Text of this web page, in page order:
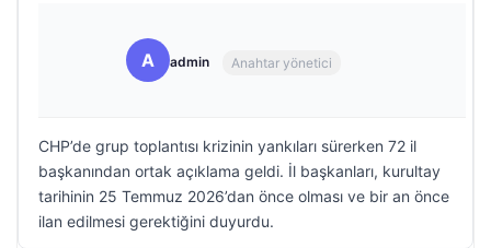
A admin Anahtar yönetici
CHP’de grup toplantısı krizinin yankıları sürerken 72 il
başkanından ortak açıklama geldi. İl başkanları, kurultay
tarihinin 25 Temmuz 2026’dan önce olması ve bir an önce
ilan edilmesi gerektiğini duyurdu.